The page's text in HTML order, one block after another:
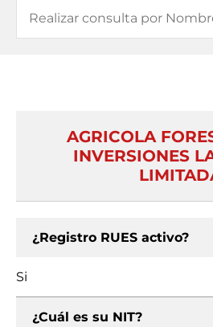
AGRICOLA
INVERSIONES
¿Registro RUES activo?
Si
¿Cuál es su NIT?